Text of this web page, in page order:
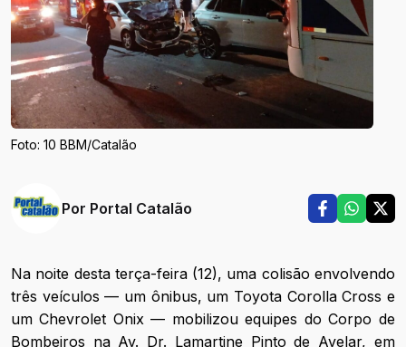
Foto: 10 BBM/Catalão
Por Portal Catalão
Na noite desta terça-feira (12), uma colisão envolvendo
três veículos — um ônibus, um Toyota Corolla Cross e
um Chevrolet Onix — mobilizou equipes do Corpo de
Bombeiros na Av. Dr. Lamartine Pinto de Avelar, em